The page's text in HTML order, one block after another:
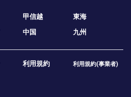
甲信越
東海
中国 九州
利用規約 利用規約(事業者)